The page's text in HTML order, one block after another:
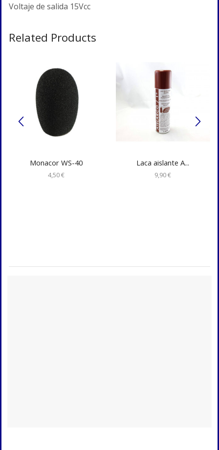
Voltaje de salida 15Vcc
Related Products
Monacor WS-40
4,50€
Laca aislante A...
9,90€